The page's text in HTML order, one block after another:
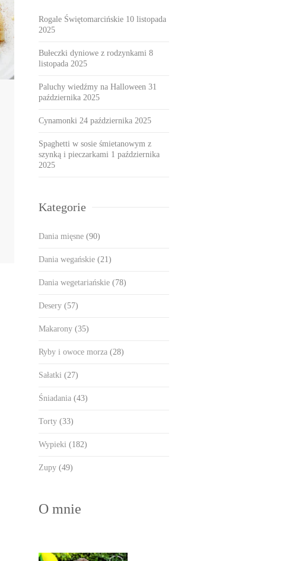
Rogale Świętomarcińskie 10 listopada
2025
Bułeczki dyniowe z rodzynkami 8
listopada 2025
Paluchy wiedźmy na Halloween 31
października 2025
Cynamonki 24 października 2025
Spaghetti w sosie śmietanowym z
szynką i pieczarkami 1 października
2025
Kategorie
Dania mięsne (90)
Dania wegańskie (21)
Dania wegetariańskie (78)
Desery (57)
Makarony (35)
Ryby i owoce morza (28)
Sałatki (27)
Śniadania (43)
Torty (33)
Wypieki (182)
Zupy (49)
O mnie